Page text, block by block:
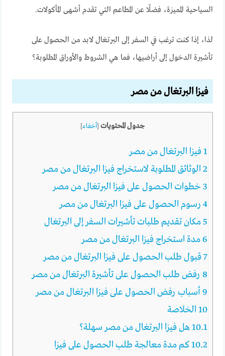
السياحية المميزة، فضلًا عن المطاعم التي تقدم أشهى المأكولات.
لذا، إذا كنت ترغب في السفر إلى البرتغال لابد من الحصول على
تأشيرة الدخول إلى أراضيها، فما هي الشروط والأوراق المطلوبة؟
فيزا البرتغال من مصر
جدول المحتويات [أخفاء]
1فيزا البرتغال من مصر
2 الوثائق المطلوبة لاستخراج فيزا البرتغال من مصر
3 خطوات الحصول على فيزا البرتغال من مصر
4 رسوم الحصول على فيزا البرتغال من مصر
5مكان تقديم طلبات تأشيرات السفر إلى البرتغال
6مدة استخراج فيزا البرتغال من مصر
7قبول طلب الحصول على فيزا البرتغال من مصر
8 رفض طلب الحصول على تأشيرة البرتغال من مصر
9 أسباب رفض الحصول على فيزا البرتغال من مصر
10 الخلاصة
10.1هل فيزا البرتغال من مصر سهلة؟
10.2كم مدة معالجة طلب الحصول على فيزا